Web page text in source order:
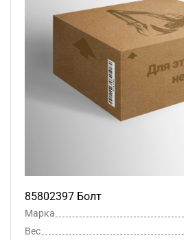
85802397 Болт
Марка
Вес